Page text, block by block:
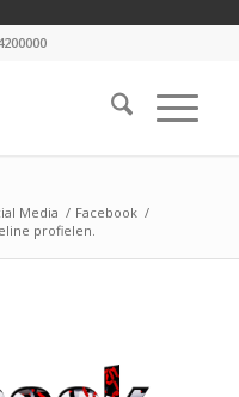
Media / Facebook /
profielen.